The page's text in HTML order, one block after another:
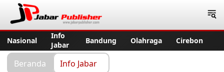
Nasional
Info
Jabar
Bandung Olahraga Cirebon
Beranda Info Jabar